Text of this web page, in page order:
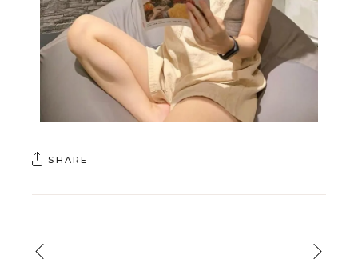
SHARE